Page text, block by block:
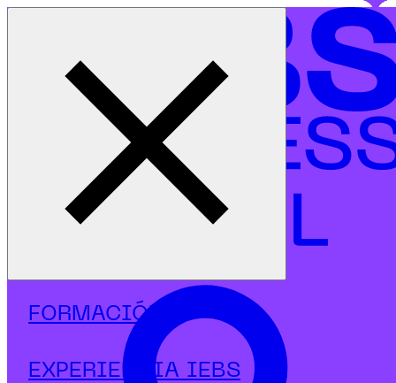
FORMACIÓN
EXPERIENCIA IEBS
Inicio
Programas
Recursos Humanos
Máster en Dirección de Personas y People Analytics con IA